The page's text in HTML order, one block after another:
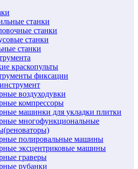
станки
станки
станки
станки
краскопульты
фиксации
воздуходувки
компрессоры
машинки для укладки плитки
многофункциональные
полировальные машины
эксцентриковые машины
граверы
рубанки